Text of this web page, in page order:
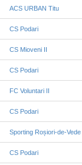
ACS URBAN Titu
CS Podari
CS Mioveni II
CS Podari
FC Voluntari II
CS Podari
Sporting Roșiori-de-Vede
CS Podari